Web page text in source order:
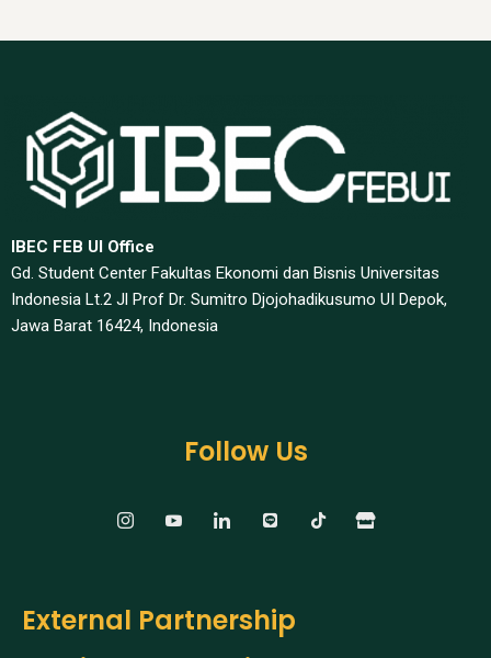
IBEC FEB UI Office
Gd. Student Center Fakultas Ekonomi dan Bisnis Universitas
Indonesia Lt.2 Jl Prof Dr. Sumitro Djojohadikusumo UI Depok,
Jawa Barat 16424, Indonesia​
Follow Us
External Partnership